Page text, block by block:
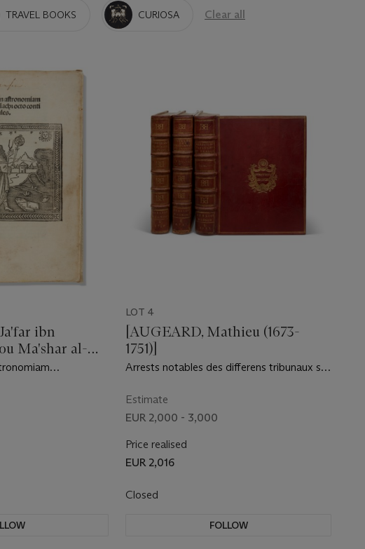
TRAVEL BOOKS CURIOSA Clear all
ibn
Ma'shar al-
886)
Penzio
I Sessa,
LOT 4
[AUGEARD, Mathieu (1673-
1751)]
Arrests notables des differens tribunaux sur
Civil, de Coutume, de Discipline
ecclésiastique & et de Droit public. Paris :
1718
Estimate
EUR 2,000 - 3,000
Price realised
EUR 2,016
Closed
FOLLOW